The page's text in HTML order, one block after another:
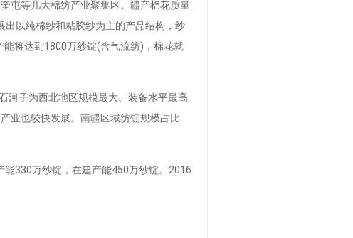
屯等几大棉纺产业聚集区。疆产棉花质量
以纯棉纱和粘胶纱为主的产品结构，纱
将达到1800万纱锭(含气流纺)，棉花就
子为西北地区规模最大、装备水平最高
业也较快发展。南疆区域纺锭规模占比
330万纱锭，在建产能450万纱锭。2016